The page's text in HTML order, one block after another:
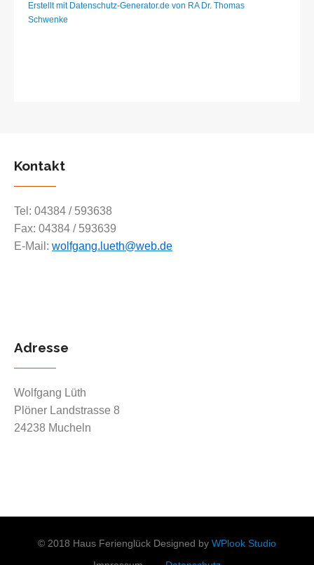
Erstellt mit Datenschutz-Generator.de von RA Dr. Thomas
Schwenke
Kontakt
Tel: 04384 / 593638
Fax: 04384 / 593639
E-Mail: wolfgang.lueth@web.de
Adresse
Wolfgang Lüth
Plöner Landstrasse 8
24238 Mucheln
© 2018 Haus Ferienglück Designed by WPlook Studio